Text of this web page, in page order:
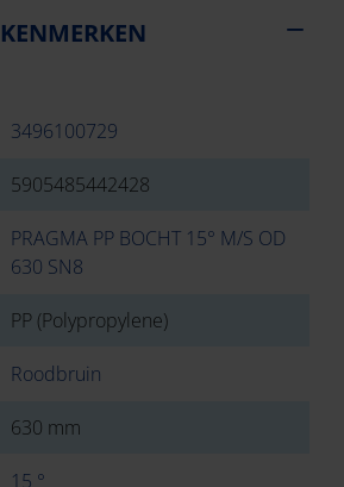
3496100729
5905485442428
PRAGMA PP BOCHT 15° M/S OD
630 SN8
PP (Polypropylene)
Roodbruin
630 mm
15 °